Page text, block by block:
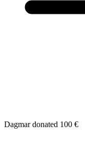
Dagmar donated 100 €